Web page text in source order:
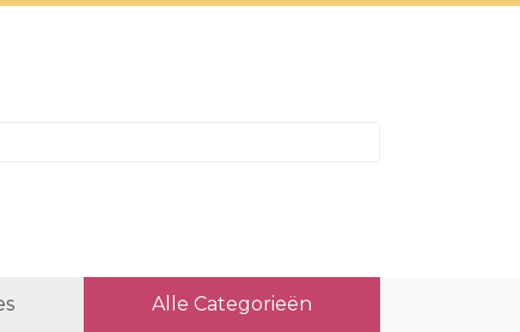
Alle Categorieën